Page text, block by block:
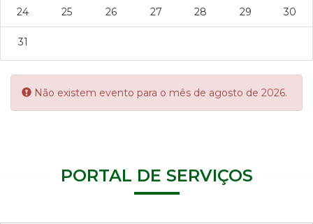
24 25 26 27 28 29 30
31
Error:
Não existem evento para o mês de agosto de 2026.
PORTAL DE SERVIÇOS